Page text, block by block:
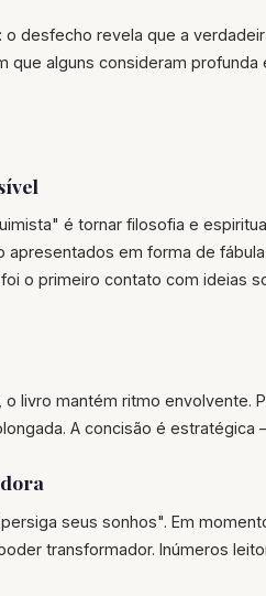
desfecho revela que a
que alguns consideram profunda
é tornar filosofia e
apresentados em forma de
o primeiro contato com ideias
o livro mantém ritmo envolvente.
A concisão é
seus sonhos". Em
transformador. Inúmeros